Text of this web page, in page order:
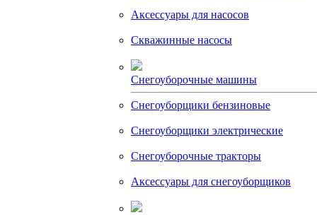
Аксессуары для насосов
Скважинные насосы
Снегоуборочные машины
Снегоуборщики бензиновые
Снегоуборщики электрические
Снегоуборочные тракторы
Аксессуары для снегоуборщиков